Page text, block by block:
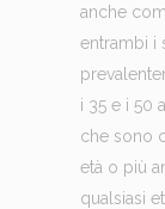
anche
entrambi i
i 35 e i 50
che sono
età o più
qualsiasi